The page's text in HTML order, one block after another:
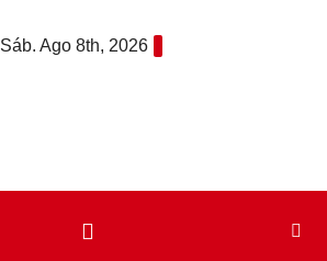
Sáb. Ago 8th, 2026